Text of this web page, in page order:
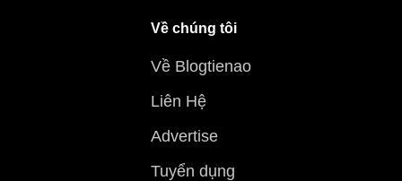
Về chúng tôi
Về Blogtienao
Liên Hệ
Advertise
Tuyển dụng